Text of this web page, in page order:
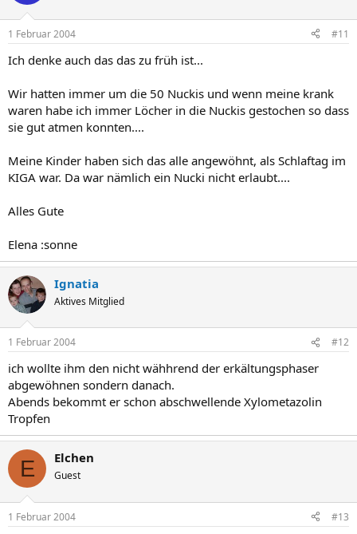
1 Februar 2004 #11
Ich denke auch das das zu früh ist...
Wir hatten immer um die 50 Nuckis und wenn meine krank
waren habe ich immer Löcher in die Nuckis gestochen so dass
sie gut atmen konnten....
Meine Kinder haben sich das alle angewöhnt, als Schlaftag im
KIGA war. Da war nämlich ein Nucki nicht erlaubt....
Alles Gute
Elena :sonne
Ignatia
Aktives Mitglied
1 Februar 2004 #12
ich wollte ihm den nicht wähhrend der erkältungsphaser
abgewöhnen sondern danach.
Abends bekommt er schon abschwellende Xylometazolin
Tropfen
E Elchen
Guest
1 Februar 2004 #13